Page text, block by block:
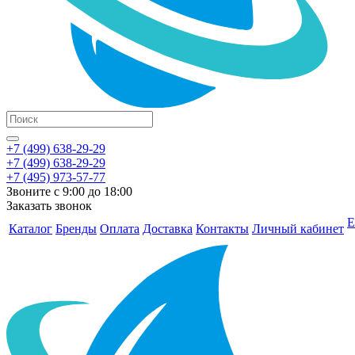
+7 (499) 638-29-29
+7 (499) 638-29-29
+7 (495) 973-57-77
Звоните с 9:00 до 18:00
Заказать звонок
Каталог Бренды Оплата Доставка Контакты Личный кабинет